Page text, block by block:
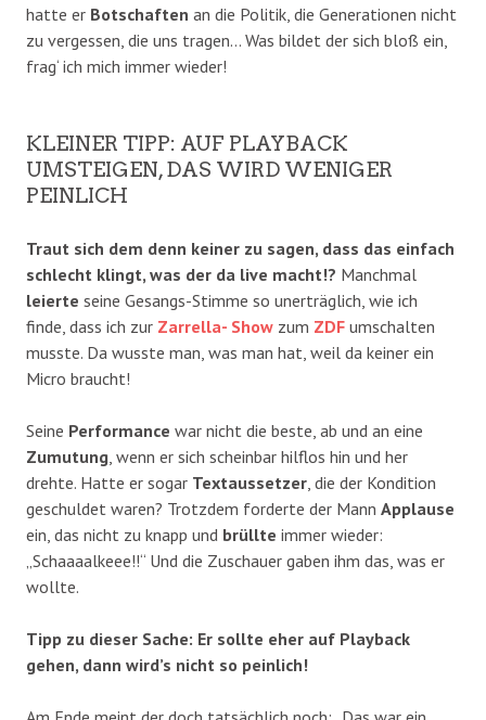
hatte er Botschaften an die Politik, die Generationen nicht
zu vergessen, die uns tragen… Was bildet der sich bloß ein,
frag‘ ich mich immer wieder!
KLEINER TIPP: AUF PLAYBACK
UMSTEIGEN, DAS WIRD WENIGER
PEINLICH
Traut sich dem denn keiner zu sagen, dass das einfach
schlecht klingt, was der da live macht!? Manchmal
leierte seine Gesangs-Stimme so unerträglich, wie ich
finde, dass ich zur Zarrella- Show zum ZDF umschalten
musste. Da wusste man, was man hat, weil da keiner ein
Micro braucht!
Seine Performance war nicht die beste, ab und an eine
Zumutung , wenn er sich scheinbar hilflos hin und her
drehte. Hatte er sogar Textaussetzer , die der Kondition
geschuldet waren? Trotzdem forderte der Mann Applause
ein, das nicht zu knapp und brüllte immer wieder:
„Schaaaalkeee!!“ Und die Zuschauer gaben ihm das, was er
wollte.
Tipp zu dieser Sache: Er sollte eher auf Playback
gehen, dann wird’s nicht so peinlich!